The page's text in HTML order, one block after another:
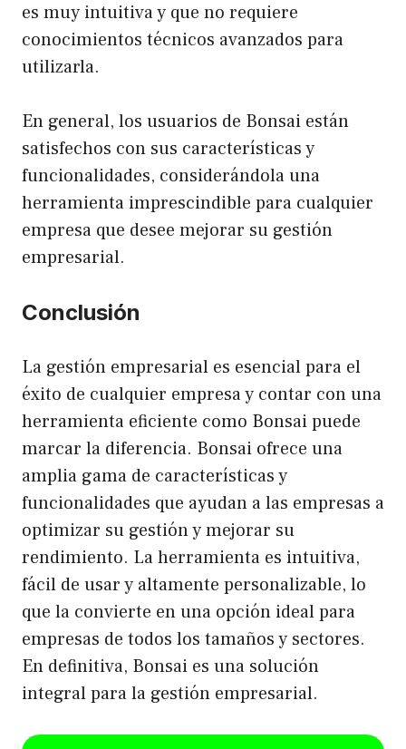
es muy intuitiva y que no requiere
conocimientos técnicos avanzados para
utilizarla.
En general, los usuarios de Bonsai están
satisfechos con sus características y
funcionalidades, considerándola una
herramienta imprescindible para cualquier
empresa que desee mejorar su gestión
empresarial.
Conclusión
La gestión empresarial es esencial para el
éxito de cualquier empresa y contar con una
herramienta eficiente como Bonsai puede
marcar la diferencia. Bonsai ofrece una
amplia gama de características y
funcionalidades que ayudan a las empresas a
optimizar su gestión y mejorar su
rendimiento. La herramienta es intuitiva,
fácil de usar y altamente personalizable, lo
que la convierte en una opción ideal para
empresas de todos los tamaños y sectores.
En definitiva, Bonsai es una solución
integral para la gestión empresarial.